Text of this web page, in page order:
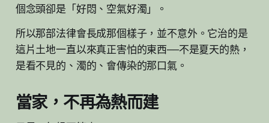
個念頭卻是「好悶、空氣好濁」。
所以那部法律會長成那個樣子，並不意外。它治的是
這片土地一直以來真正害怕的東西——不是夏天的熱，
是看不見的、濁的、會傳染的那口氣。
當家，不再為熱而建